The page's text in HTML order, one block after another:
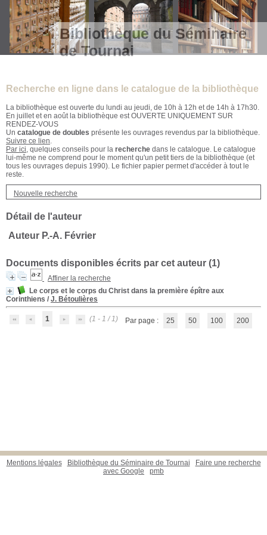
Bibliothèque du Séminaire
de Tournai
Recherche en ligne dans le catalogue de la bibliothèque
La bibliothèque est ouverte du lundi au jeudi, de 10h à 12h et de 14h à 17h30.
En juillet et en août la bibliothèque est OUVERTE UNIQUEMENT SUR
RENDEZ-VOUS
Un catalogue de doubles présente les ouvrages revendus par la bibliothèque.
Suivre ce lien.
Par ici, quelques conseils pour la recherche dans le catalogue. Le catalogue
lui-même ne comprend pour le moment qu'un petit tiers de la bibliothèque (et
tous les ouvrages depuis 1990). Le fichier papier permet d'accéder à tout le
reste.
Nouvelle recherche
Détail de l'auteur
Auteur P.-A. Février
Documents disponibles écrits par cet auteur (1)
Affiner la recherche
Le corps et le corps du Christ dans la première épître aux
Corinthiens / J. Bétoulières
1 (1 - 1 / 1) Par page : 25 50 100 200
Mentions légales Bibliothèque du Séminaire de Tournai
Faire une recherche
avec Google
pmb